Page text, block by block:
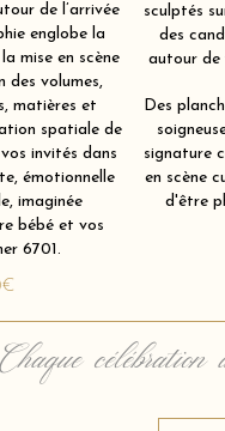
de l’arrivée
englobe la
mise en scène
des volumes,
matières et
spatiale de
invités dans
émotionnelle
imaginée
bébé et vos
6701.
sculptés
des
autour de
Des
signature
en scène
d'être
Chaque